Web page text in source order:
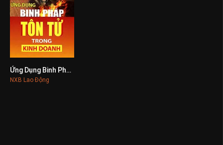
0
Ứng Dụng Binh Pháp Tôn Tử Trong Kinh Doanh
NXB Lao Động